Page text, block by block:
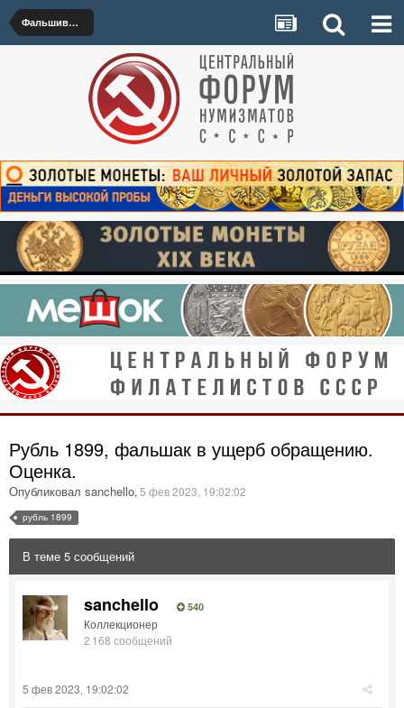
Фальшивые монеты для обращения
Рубль 1899, фальшак в ущерб обращению.
Оценка.
Опубликовал sanchello, 5 фев 2023, 19:02:02
рубль 1899
В теме 5 сообщений
sanchello 540
Коллекционер
2 168 сообщений
5 фев 2023, 19:02:02